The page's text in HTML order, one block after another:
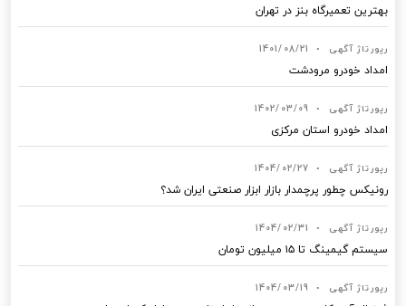
بهترین تعمیرگاه بنز در تهران
رپورتاژ آگهی •
1401/08/21
امداد خودرو مرودشت
رپورتاژ آگهی •
1402/03/09
امداد خودرو استان مرکزی
رپورتاژ آگهی •
1404/02/27
رونیکس چطور پرچمدار بازار ابزار صنعتی ایران شد؟
رپورتاژ آگهی •
1404/02/31
سیستم گیمینگ تا ۱۵ میلیون تومان
رپورتاژ آگهی •
1404/03/19